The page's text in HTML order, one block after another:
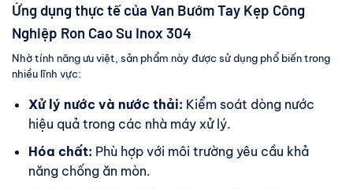
Ứng dụng thực tế của Van Bướm Tay Kẹp Công
Nghiệp Ron Cao Su Inox 304
Nhờ tính năng ưu việt, sản phẩm này được sử dụng phổ biến trong
nhiều lĩnh vực:
Xử lý nước và nước thải: Kiểm soát dòng nước
hiệu quả trong các nhà máy xử lý.
Hóa chất: Phù hợp với môi trường yêu cầu khả
năng chống ăn mòn.